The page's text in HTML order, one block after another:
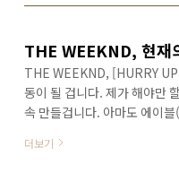
THE WEEKND, [HURRY
동이 될 겁니다. 제가 해야만
속 만들겁니다. 아마도 에이
겁니다. 언젠가는요. 저는 그
더보기